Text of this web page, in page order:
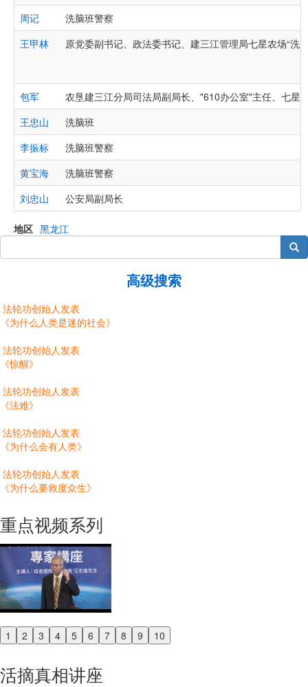
周记
洗脑班警察
王甲林
原党委副书记、政法委书记、建三江管理局七星农场“洗
包军
农垦建三江分局司法局副局长、"610办公室"主任、七星
王忠山
洗脑班
李振标
洗脑班警察
黄宝海
洗脑班警察
刘忠山
公安局副局长
地区 黑龙江
搜索
高级搜索
法轮功创始人发表
《为什么人类是迷的社会》
法轮功创始人发表
《惊醒》
法轮功创始人发表
《法难》
法轮功创始人发表
《为什么会有人类》
法轮功创始人发表
《为什么要救度众生》
重点视频系列
1 2 3 4 5 6 7 8 9 10
Previous
活摘真相讲座